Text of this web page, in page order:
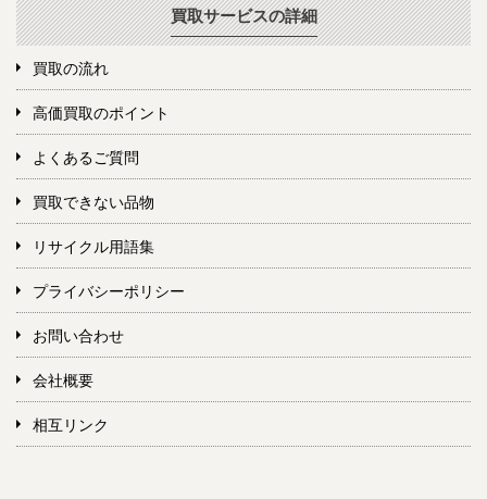
買取サービスの詳細
買取の流れ
高価買取のポイント
よくあるご質問
買取できない品物
リサイクル用語集
プライバシーポリシー
お問い合わせ
会社概要
相互リンク